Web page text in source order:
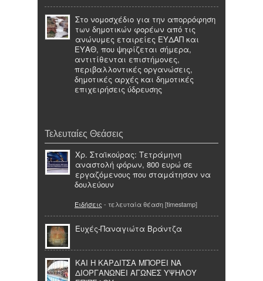
Στο νομοσχέδιο για την απορρόφηση
των δημοτικών φορέων από τις
ανώνυμες εταιρείες ΕΥΔΑΠ και
ΕΥΑΘ, που ψηφίζεται σήμερα,
αντιτίθενται επιστήμονες,
περιβαλλοντικές οργανώσεις,
δημοτικές αρχές και δημοτικές
επιχειρήσεις ύδρευσης
Τελευταίες Θεάσεις
Χρ. Σταϊκούρας: Τετράμηνη
αναστολή φόρων, 800 ευρώ σε
εργαζόμενους που σταμάτησαν να
δουλεύουν
Ειδήσεις - τελευταία θέαση [timestamp]
Ευχές-Παναγιώτα Βράντζα
ΚΑΙ Η ΚΑΡΔΙΤΣΑ ΜΠΟΡΕΙ ΝΑ
ΔΙΟΡΓΑΝΩΝΕΙ ΑΓΩΝΕΣ ΥΨΗΛΟΥ